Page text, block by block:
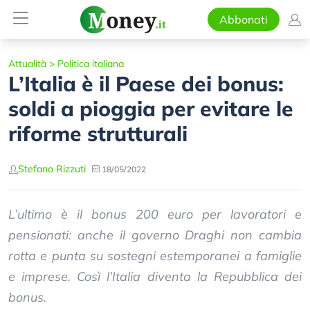
Abbonati
Attualità > Politica italiana
L’Italia è il Paese dei bonus:
soldi a pioggia per evitare le
riforme strutturali
Stefano Rizzuti 18/05/2022
L’ultimo è il bonus 200 euro per lavoratori e
pensionati: anche il governo Draghi non cambia
rotta e punta su sostegni estemporanei a famiglie
e imprese. Così l’Italia diventa la Repubblica dei
bonus.